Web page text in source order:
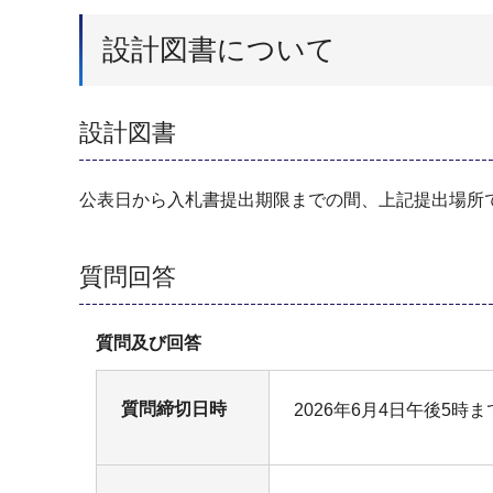
設計図書について
設計図書
公表日から入札書提出期限までの間、上記提出場所
質問回答
質問及び回答
質問締切日時 2026年6月4日午後5時ま